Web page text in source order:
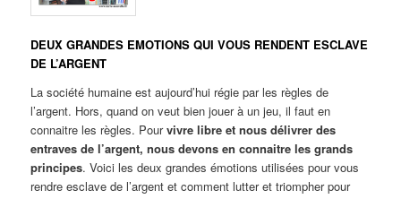
DEUX GRANDES EMOTIONS QUI VOUS RENDENT ESCLAVE
DE L’ARGENT
La société humaine est aujourd’hui régie par les règles de
l’argent. Hors, quand on veut bien jouer à un jeu, il faut en
connaitre les règles. Pourvivre libre et nous délivrer des
entraves de l’argent, nous devons en connaitre les grands
principes. Voici les deux grandes émotions utilisées pour vous
rendre esclave de l’argent et comment lutter et triompher pour